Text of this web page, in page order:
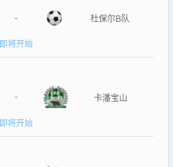
- 杜保尔B队
即将开始
- 卡潘宝山
即将开始